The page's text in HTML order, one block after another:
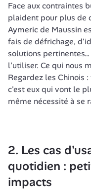
Face aux contraintes
plaident pour plus de
Aymeric de Maussin
fais de défrichage,
solutions
l'utiliser. Ce qui nous
Regardez les Chinois
c'est eux qui vont le
même nécessité à se
2. Les cas
quotidien :
impacts